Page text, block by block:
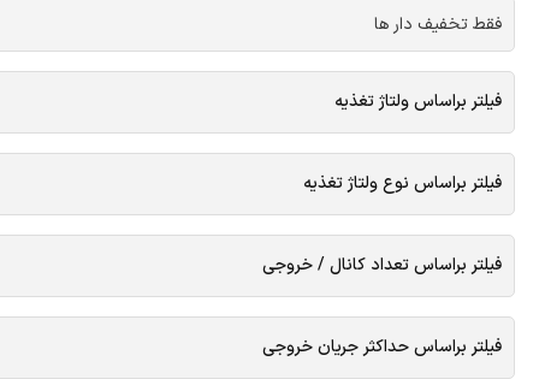
فقط تخفیف دار ها
فیلتر براساس ولتاژ تغذیه
فیلتر براساس نوع ولتاژ تغذیه
فیلتر براساس تعداد کانال / خروجی
فیلتر براساس حداکثر جریان خروجی